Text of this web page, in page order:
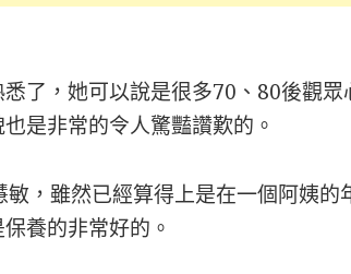
了，她可以說是很多70、80後觀眾
是非常的令人驚豔讚歎的。
，雖然已經算得上是在一個阿姨的
養的非常好的。